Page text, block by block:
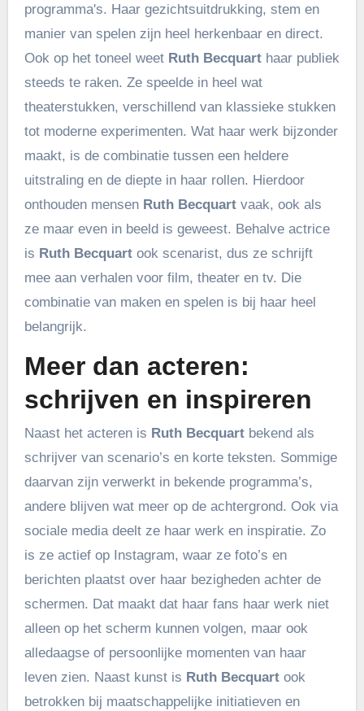
programma's. Haar gezichtsuitdrukking, stem en
manier van spelen zijn heel herkenbaar en direct.
Ook op het toneel weet Ruth Becquarthaar publiek
steeds te raken. Ze speelde in heel wat
theaterstukken, verschillend van klassieke stukken
tot moderne experimenten. Wat haar werk bijzonder
maakt, is de combinatie tussen een heldere
uitstraling en de diepte in haar rollen. Hierdoor
onthouden mensen Ruth Becquartvaak, ook als
ze maar even in beeld is geweest. Behalve actrice
is Ruth Becquartook scenarist, dus ze schrijft
mee aan verhalen voor film, theater en tv. Die
combinatie van maken en spelen is bij haar heel
belangrijk.
Meer dan acteren:
schrijven en inspireren
Naast het acteren is Ruth Becquartbekend als
schrijver van scenario’s en korte teksten. Sommige
daarvan zijn verwerkt in bekende programma’s,
andere blijven wat meer op de achtergrond. Ook via
sociale media deelt ze haar werk en inspiratie. Zo
is ze actief op Instagram, waar ze foto’s en
berichten plaatst over haar bezigheden achter de
schermen. Dat maakt dat haar fans haar werk niet
alleen op het scherm kunnen volgen, maar ook
alledaagse of persoonlijke momenten van haar
leven zien. Naast kunst is Ruth Becquartook
betrokken bij maatschappelijke initiatieven en